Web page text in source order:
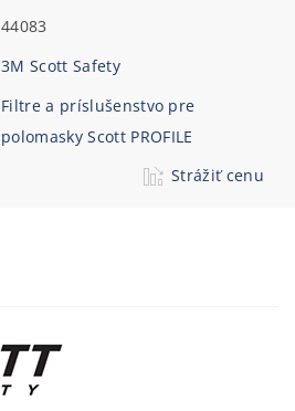
44083
3M Scott Safety
Filtre a príslušenstvo pre
polomasky Scott PROFILE
Strážiť cenu